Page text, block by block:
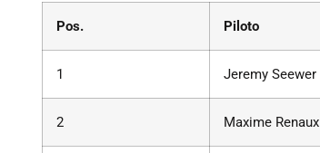
Pos. Piloto
1 Jeremy Seewer
2 Maxime Renaux